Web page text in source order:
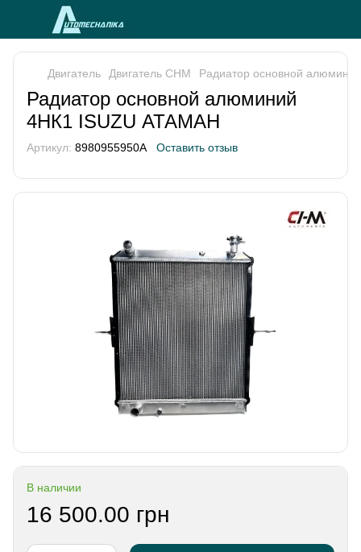
Двигатель Двигатель CHM Радиатор основной
Радиатор основной алюминий
4НК1 ISUZU АТАМАН
Артикул: 8980955950A Оставить отзыв
В наличии
16 500.00 грн